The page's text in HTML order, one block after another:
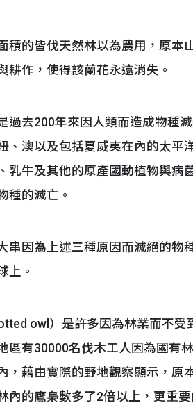
積的皆伐天然林以為農用，原本
耕作，使得該蘭花永遠消失。
過去200年來因人類而造成物種
、澳以及包括夏威夷在內的太平
乳牛及其他的原產國動植物與病
種的滅亡。
串因為上述三種原因而滅絕的物
上。
owl）是許多因為林業而不受
區有30000名伐木工人因為國有
，藉由實際的野地觀察顯示，原
內的鷹梟數多了2倍以上，更重